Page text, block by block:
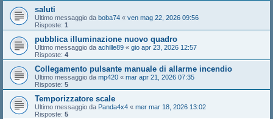
saluti
Ultimo messaggio da boba74 « ven mag 22, 2026 09:56
Risposte: 1
pubblica illuminazione nuovo quadro
Ultimo messaggio da achille89 « gio apr 23, 2026 12:57
Risposte: 4
Collegamento pulsante manuale di allarme incendio
Ultimo messaggio da mp420 « mar apr 21, 2026 07:35
Risposte: 5
Temporizzatore scale
Ultimo messaggio da Panda4x4 « mer mar 18, 2026 13:02
Risposte: 5